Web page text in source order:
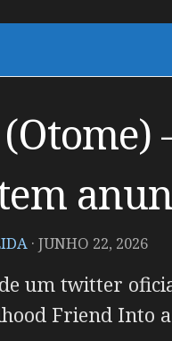
· JUNHO 22, 2026
um twitter
Friend Into